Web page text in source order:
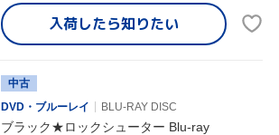
入荷したら知りたい
中古
DVD・ブルーレイ
BLU-RAY DISC
ブラック★ロックシューター Blu-ray